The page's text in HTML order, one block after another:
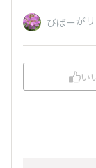
びばーが
い